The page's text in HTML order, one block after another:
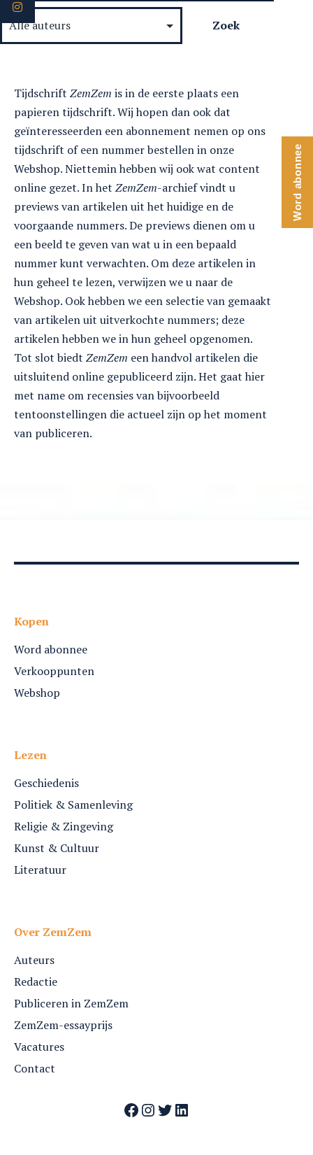
Tijdschrift ZemZem is in de eerste plaats een
papieren tijdschrift. Wij hopen dan ook dat
geïnteresseerden een abonnement nemen op ons
tijdschrift of een nummer bestellen in onze
Webshop. Niettemin hebben wij ook wat content
online gezet. In het ZemZem-archief vindt u
previews van artikelen uit het huidige en de
voorgaande nummers. De previews dienen om u
een beeld te geven van wat u in een bepaald
nummer kunt verwachten. Om deze artikelen in
hun geheel te lezen, verwijzen we u naar de
Webshop. Ook hebben we een selectie van gemaakt
van artikelen uit uitverkochte nummers; deze
artikelen hebben we in hun geheel opgenomen.
Tot slot biedt ZemZem een handvol artikelen die
uitsluitend online gepubliceerd zijn. Het gaat hier
met name om recensies van bijvoorbeeld
tentoonstellingen die actueel zijn op het moment
van publiceren.
Kopen
Word abonnee
Verkooppunten
Webshop
Lezen
Geschiedenis
Politiek & Samenleving
Religie & Zingeving
Kunst & Cultuur
Literatuur
Over ZemZem
Auteurs
Redactie
Publiceren in ZemZem
ZemZem-essayprijs
Vacatures
Contact
Facebook
Instagram
Twitter
LinkedIn
Word abonnee